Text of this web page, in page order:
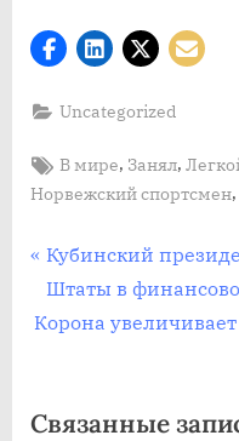
Uncategorized
Tags:
В мире, Занял,
Норвежский спортсмен,
Post
navigation
П
р
е
д
Кубинский
Штаты в
С
д
Корона
Связанные